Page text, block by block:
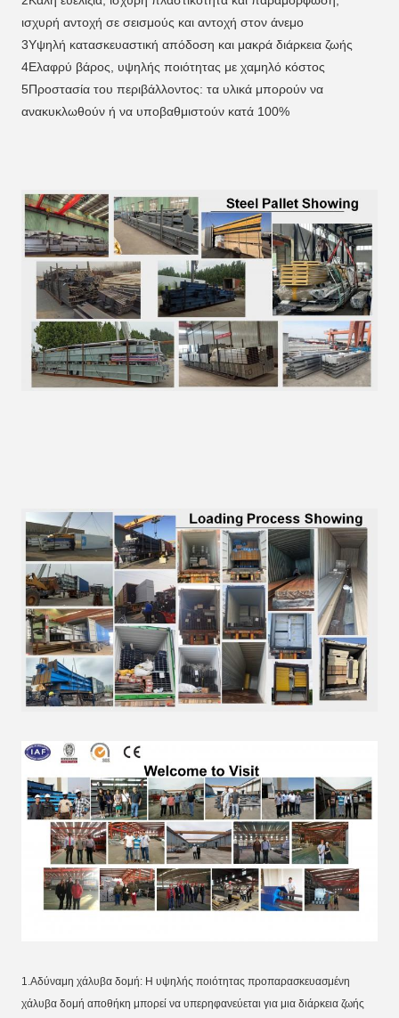
ισχυρή αντοχή σε σεισμούς και αντοχή στον άνεμο
3Υψηλή κατασκευαστική απόδοση και μακρά διάρκεια ζωής
4Ελαφρύ βάρος, υψηλής ποιότητας με χαμηλό κόστος
5Προστασία του περιβάλλοντος: τα υλικά μπορούν να
ανακυκλωθούν ή να υποβαθμιστούν κατά 100%
1.Αδύναμη χάλυβα δομή: Η υψηλής ποιότητας προπαρασκευασμένη
χάλυβα δομή αποθήκη μπορεί να υπερηφανεύεται για μια διάρκεια ζωής